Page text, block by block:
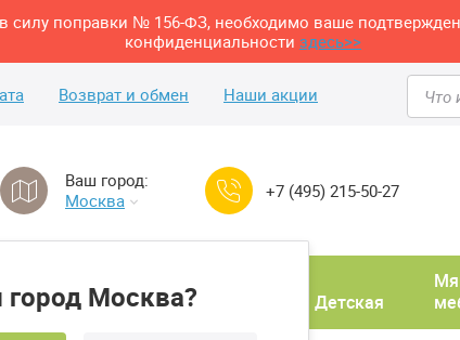
силу поправки № 156-ФЗ, необходимо ваше
конфиденциальности здесь>>
Возврат и обмен Наши акции
Ваш город:
Москва
Москва?
+7 (495) 215-50-27
кабинет
Детская